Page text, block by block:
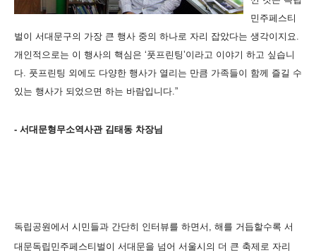
민주페스티
벌이 서대문구의 가장 큰 행사 중의 하나로 자리 잡았다는 생각이지요.
개인적으로는 이 행사의 핵심은 ‘풋프린팅’이라고 이야기 하고 싶습니
다. 풋프린팅 외에도 다양한 행사가 열리는 만큼 가족들이 함께 즐길 수
있는 행사가 되었으면 하는 바람입니다.”
- 서대문형무소역사관 김태동 차장님
독립공원에서 시민들과 간단히 인터뷰를 하면서, 해를 거듭할수록 서
대문독립민주페스티벌이 서대문을 넘어 서울시의 더 큰 축제로 자리